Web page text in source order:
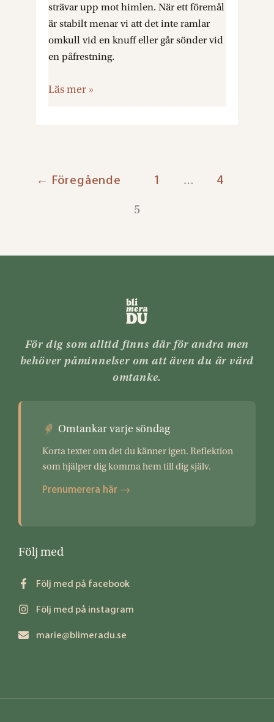
strävar upp mot himlen. När ett föremål
är stabilt menar vi att det inte ramlar
omkull vid en knuff eller går sönder vid
en påfrestning.
Läs mer »
← Föregående 1 … 4
5
För dig som alltid finns där för andra men
behöver påminnelser om att även du är värd
omtanke.
Omtankar varje söndag
Korta texter om det du känner igen. Reflektion
som hjälper dig komma hem till dig själv.
Prenumerera här →
Följ med
Följ med på facebook
Följ med på instagram
marie@blimeradu.se